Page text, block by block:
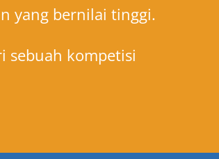
yang bernilai tinggi.
sebuah kompetisi